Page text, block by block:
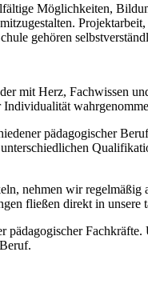
Möglichkeiten,
gehören
mit Herz, Fachwissen
pädagogischer
nehmen wir
fließen direkt in